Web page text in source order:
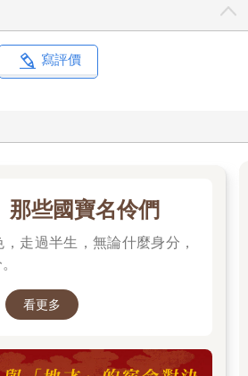
寫評價
那些國寶名伶們
走過半生，無論什麼身分，
看更多